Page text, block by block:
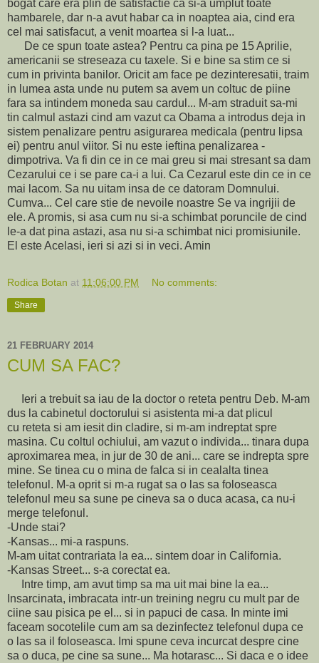
bogat care era plin de satisfactie ca si-a umplut toate
hambarele, dar n-a avut habar ca in noaptea aia, cind era
cel mai satisfacut, a venit moartea si l-a luat...
De ce spun toate astea? Pentru ca pina pe 15 Aprilie,
americanii se streseaza cu taxele. Si e bine sa stim ce si
cum in privinta banilor. Oricit am face pe dezinteresatii, traim
in lumea asta unde nu putem sa avem un coltuc de piine
fara sa intindem moneda sau cardul... M-am straduit sa-mi
tin calmul astazi cind am vazut ca Obama a introdus deja in
sistem penalizare pentru asigurarea medicala (pentru lipsa
ei) pentru anul viitor. Si nu este ieftina penalizarea -
dimpotriva. Va fi din ce in ce mai greu si mai stresant sa dam
Cezarului ce i se pare ca-i a lui. Ca Cezarul este din ce in ce
mai lacom. Sa nu uitam insa de ce datoram Domnului.
Cumva... Cel care stie de nevoile noastre Se va ingrijii de
ele. A promis, si asa cum nu si-a schimbat poruncile de cind
le-a dat pina astazi, asa nu si-a schimbat nici promisiunile.
El este Acelasi, ieri si azi si in veci. Amin
Rodica Botan at 11:06:00 PM No comments:
Share
21 FEBRUARY 2014
CUM SA FAC?
Ieri a trebuit sa iau de la doctor o reteta pentru Deb. M-am
dus la cabinetul doctorului si asistenta mi-a dat plicul
cu reteta si am iesit din cladire, si m-am indreptat spre
masina. Cu coltul ochiului, am vazut o individa... tinara dupa
aproximarea mea, in jur de 30 de ani... care se indrepta spre
mine. Se tinea cu o mina de falca si in cealalta tinea
telefonul. M-a oprit si m-a rugat sa o las sa foloseasca
telefonul meu sa sune pe cineva sa o duca acasa, ca nu-i
merge telefonul.
-Unde stai?
-Kansas... mi-a raspuns.
M-am uitat contrariata la ea... sintem doar in California.
-Kansas Street... s-a corectat ea.
Intre timp, am avut timp sa ma uit mai bine la ea...
Insarcinata, imbracata intr-un treining negru cu mult par de
ciine sau pisica pe el... si in papuci de casa. In minte imi
faceam socotelile cum am sa dezinfectez telefonul dupa ce
o las sa il foloseasca. Imi spune ceva incurcat despre cine
sa o duca, pe cine sa sune... Ma hotarasc... Si daca e o idee